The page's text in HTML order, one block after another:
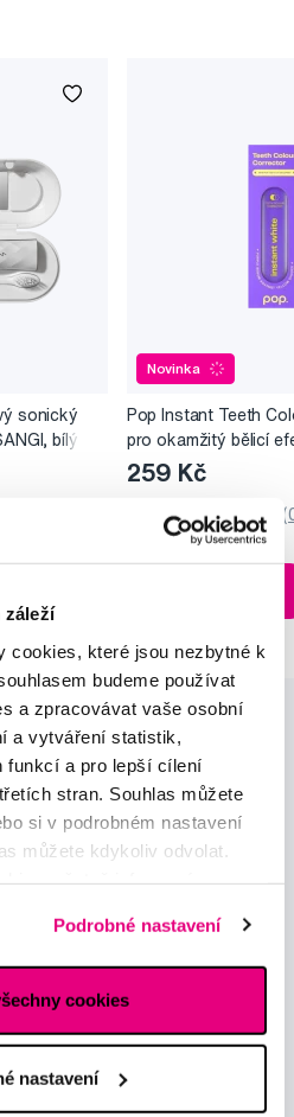
záleží
cookies, které jsou nezbytné k
budeme používat
a zpracovávat vaše osobní
a vytváření statistik,
funkcí a pro lepší cílení
stran. Souhlas můžete
si v podrobném nastavení
můžete kdykoliv odvolat.
Podrobné nastavení
cookies
nastavení
sonický
bílý
> 5 ks
Novinka
Pop Instant Teeth
pro okamžitý bělicí
259 Kč
0,0 /5
Odebírat
a akčních nabídkách
osobních údajůpro tyto účely.